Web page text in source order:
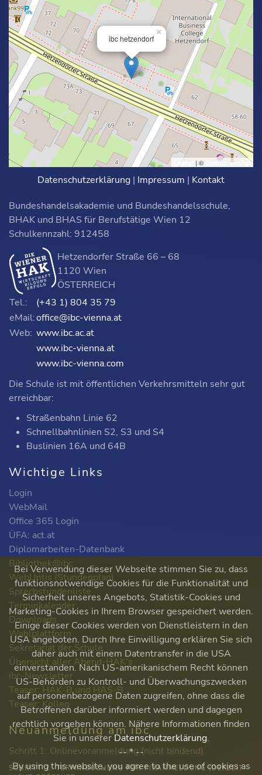
ibc hetzendorf
×
Leaflet | © OpenStreetMap
Datenschutzerklärung | Impressum | Kontakt
Bundeshandelsakademie und Bundeshandelsschule,
BHAK und BHAS für Berufstätige Wien 12
Schulkennzahl: 912458
Hetzendorfer Straße 66 – 68
1120 Wien
ÖSTERREICH
Tel.:
(+43 1) 804 35 79
eMail:office@ibc-vienna.at
Web: www.ibc.ac.at
www.ibc-vienna.at
www.ibc-vienna.com
Die Schule ist mit öffentlichen Verkehrsmitteln sehr gut
erreichbar:
Straßenbahn Linie 62
Schnellbahnlinien S2, S3 und S4
Buslinien 16A und 64B
Wichtige Links
Login
WebMail
Office 365 Login
ÜFA: act.at
Diplomarbeiten-Datenbank
Bibliothek@ibc
WebUntis (Stundenplan)
Sprechstundenliste
Terminkalender
Downloads
Wahlplattform
Sekretariat der Schule
Übersicht aller Abend-HAK's
ibc-Newsletter
Teaser: HAK-B und HAS-B
Teaser: Kolleg
Neuanmeldung am ibc
Schritt 1: Onlinevoranmeldung (nicht bindend)
SCHRITT 2: TERMINBUCHUNG FÜR FIXANMELDUNG (DERZEIT
Bei Verwendung dieser Webseite stimmen Sie zu, dass
funktionsnotwendige Cookies für die Funktionalität und
Sicherheit unseres Angebots, Statistik-Cookies und
Marketing-Cookies in Ihrem Browser gespeichert werden.
Einige dieser Cookies werden von Dienstleistern in den
USA angeboten. Durch Ihre Einwilligung erklären Sie sich
daher auch mit einem Datentransfer in die USA
einverstanden. Nach US-amerikanischem Recht können
US-Behörden zu Kontroll- und Überwachungszwecken
auf personenbezogene Daten zugreifen, ohne dass die
Betroffenen darüber informiert werden und dagegen
rechtlich vorgehen können. Nähere Informationen finden
Sie in unsererDatenschutzerklärung.
-- * --
By using this website, you agree to the use of cookies as